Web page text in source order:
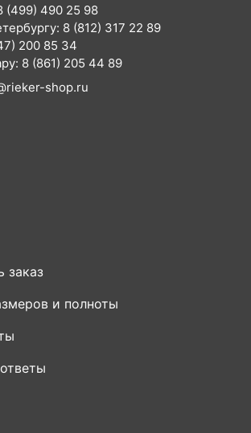
(499) 490 25 98
8 (812) 317 22 89
200 85 34
8 (861) 205 44 89
shop.ru
заказ
и полноты